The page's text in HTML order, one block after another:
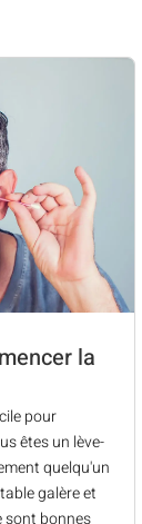
la
pour
êtes un lève-
quelqu'un
galère et
sont bonnes